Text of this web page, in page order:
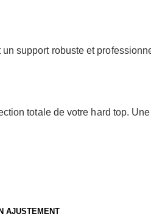
support robuste et
totale de votre hard top.
AJUSTEMENT